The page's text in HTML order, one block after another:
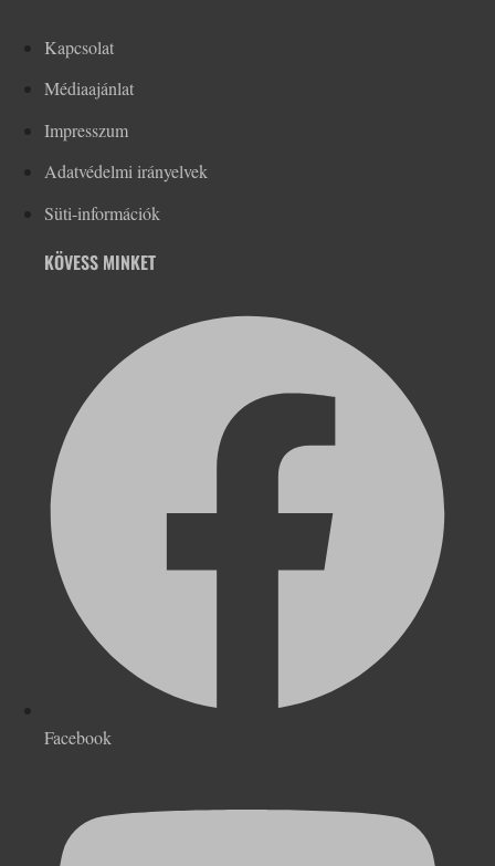
Kapcsolat
Médiaajánlat
Impresszum
Adatvédelmi irányelvek
Süti-információk
KÖVESS MINKET
Facebook